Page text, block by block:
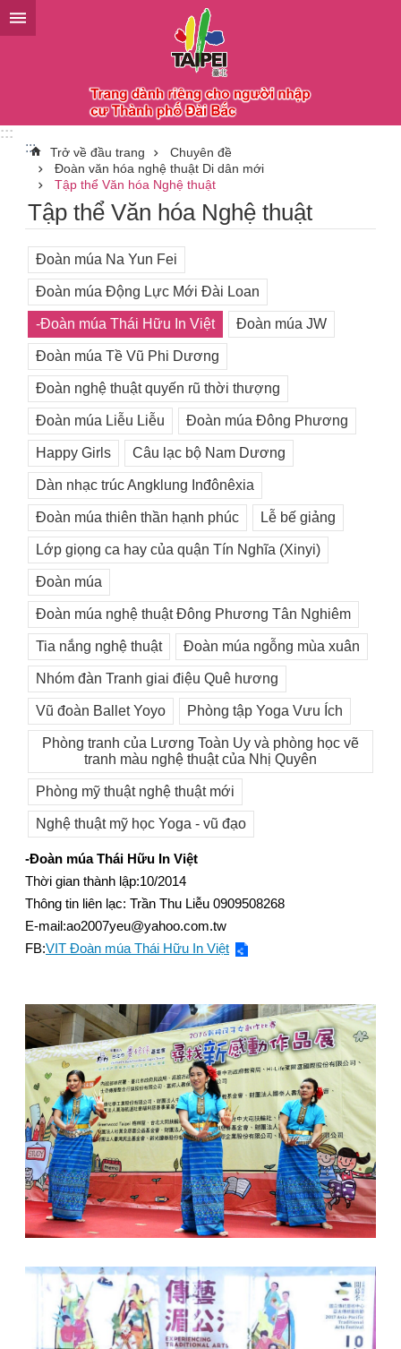
Chuyển đến khối nội dung chính
:::
:::
Trở về đầu trang
Chuyên đề
Đoàn văn hóa nghệ thuật Di dân mới
Tập thể Văn hóa Nghệ thuật
Tập thể Văn hóa Nghệ thuật
Đoàn múa Na Yun Fei
Đoàn múa Động Lực Mới Đài Loan
-Đoàn múa Thái Hữu In Việt Đoàn múa JW
Đoàn múa Tề Vũ Phi Dương
Đoàn nghệ thuật quyến rũ thời thượng
Đoàn múa Liễu Liễu Đoàn múa Đông Phương
Happy Girls Câu lạc bộ Nam Dương
Dàn nhạc trúc Angklung Inđônêxia
Đoàn múa thiên thần hạnh phúc Lễ bế giảng
Lớp giọng ca hay của quận Tín Nghĩa (Xinyi)
Đoàn múa
Đoàn múa nghệ thuật Đông Phương Tân Nghiêm
Tia nắng nghệ thuật Đoàn múa ngỗng mùa xuân
Nhóm đàn Tranh giai điệu Quê hương
Vũ đoàn Ballet Yoyo Phòng tập Yoga Vưu Ích
Phòng tranh của Lương Toàn Uy và phòng học vẽ
tranh màu nghệ thuật của Nhị Quyên
Phòng mỹ thuật nghệ thuật mới
Nghệ thuật mỹ học Yoga - vũ đạo
-Đoàn múa Thái Hữu In Việt
Thời gian thành lập:10/2014
Thông tin liên lạc: Trần Thu Liễu 0909508268
E-mail:ao2007yeu@yahoo.com.tw
FB:VIT Đoàn múa Thái Hữu In Việt